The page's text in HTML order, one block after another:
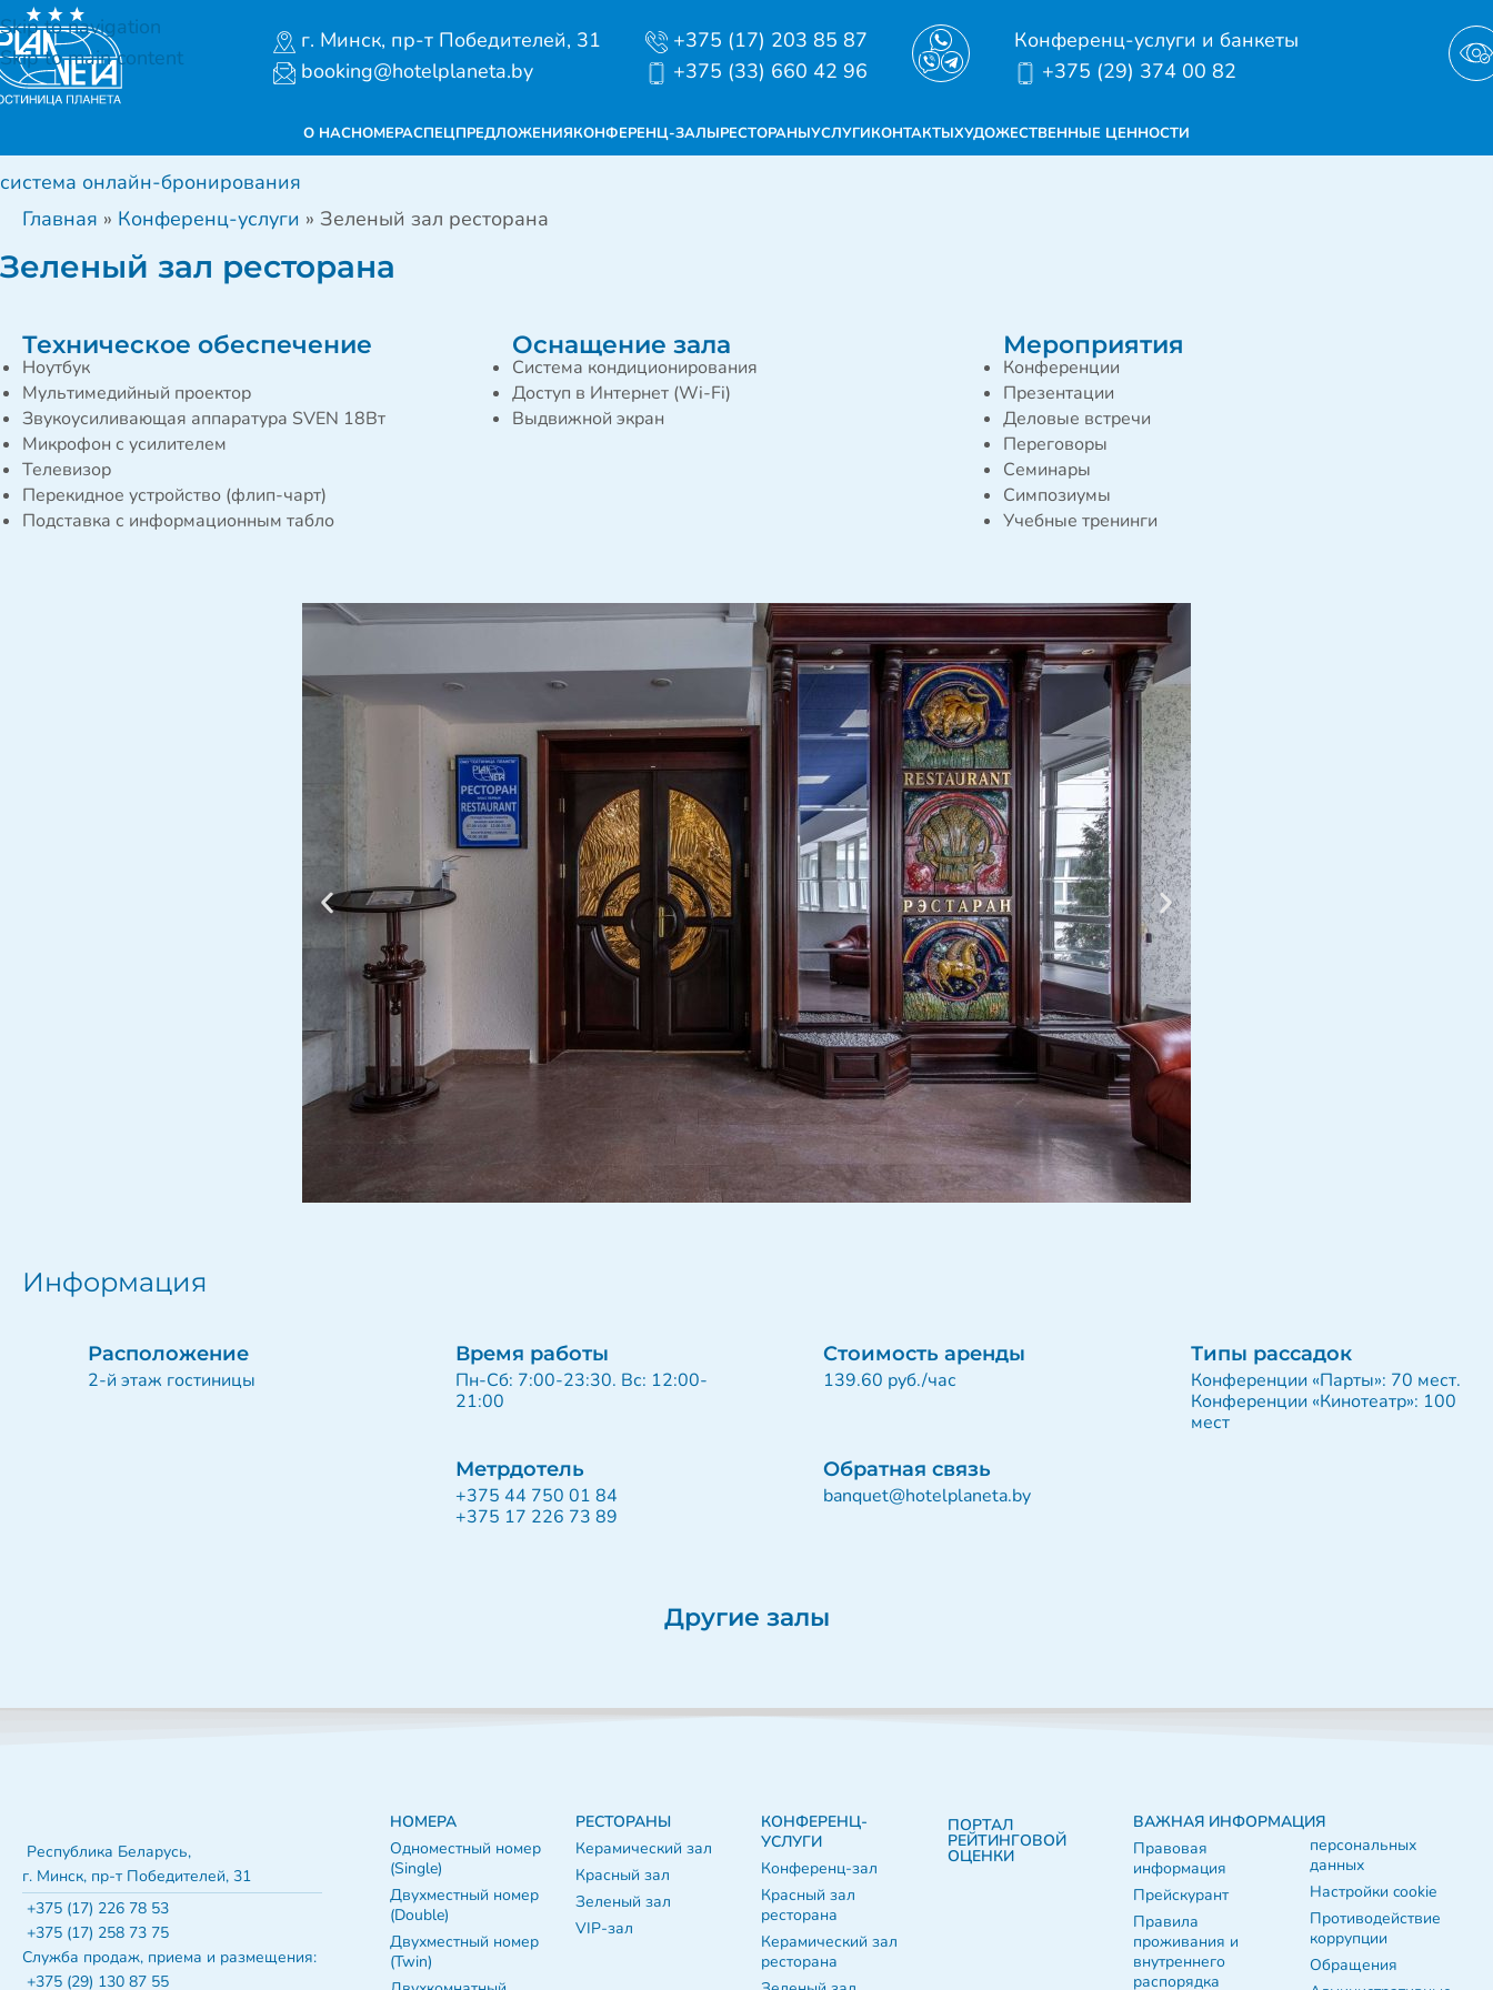
Skip to navigation
Skip to main content
г. Минск, пр-т Победителей, 31
booking@hotelplaneta.by
+375 (17) 203 85 87
+375 (33) 660 42 96
Конференц-услуги и банкеты
+375 (29) 374 00 82
О НАСНОМЕРАСПЕЦПРЕДЛОЖЕНИЯКОНФЕРЕНЦ-ЗАЛЫРЕСТОРАНЫУСЛУГИКОНТАКТЫХУДОЖЕСТВЕННЫЕ ЦЕННОСТИ
система онлайн-бронирования
Главная » Конференц-услуги » Зеленый зал ресторана
Зеленый зал ресторана
Техническое обеспечение
Ноутбук
Мультимедийный проектор
Звукоусиливающая аппаратура SVEN 18Вт
Микрофон с усилителем
Телевизор
Перекидное устройство (флип-чарт)
Подставка с информационным табло
Оснащение зала
Система кондиционирования
Доступ в Интернет (Wi-Fi)
Выдвижной экран
Мероприятия
Конференции
Презентации
Деловые встречи
Переговоры
Семинары
Симпозиумы
Учебные тренинги
Информация
Расположение
2-й этаж гостиницы
Время работы
Пн-Сб: 7:00-23:30. Вс: 12:00-
21:00
Стоимость аренды
139.60 руб./час
Типы рассадок
Конференции «Парты»: 70 мест.
Конференции «Кинотеатр»: 100
мест
Метрдотель
+375 44 750 01 84
+375 17 226 73 89
Обратная связь
banquet@hotelplaneta.by
Другие залы
Республика Беларусь,
г. Минск, пр-т Победителей, 31
+375 (17) 226 78 53
+375 (17) 258 73 75
Служба продаж, приема и размещения:
+375 (29) 130 87 55
НОМЕРА
Одноместный номер
(Single)
Двухместный номер
(Double)
Двухместный номер
(Twin)
РЕСТОРАНЫ
Керамический зал
Красный зал
Зеленый зал
VIP-зал
КОНФЕРЕНЦ-
УСЛУГИ
Конференц-зал
Красный зал
ресторана
Керамический зал
ресторана
ПОРТАЛ
РЕЙТИНГОВОЙ
ОЦЕНКИ
ВАЖНАЯ ИНФОРМАЦИЯ
Правовая
информация
Прейскурант
Правила
проживания и
внутреннего
распорядка
персональных
данных
Настройки cookie
Противодействие
коррупции
Обращения